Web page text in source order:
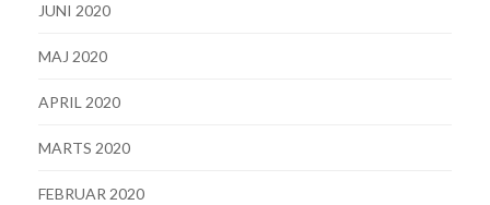
JUNI 2020
MAJ 2020
APRIL 2020
MARTS 2020
FEBRUAR 2020